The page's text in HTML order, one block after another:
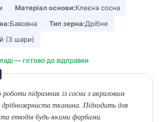
Матеріал основи:Клеєна сосна
Бавовна Тип зерна:Дрібне
(3 шари)
— готово до відправки
підрамник із сосни з акриловим
тканина. Підходить для
етюдів будь-якими фарбами.